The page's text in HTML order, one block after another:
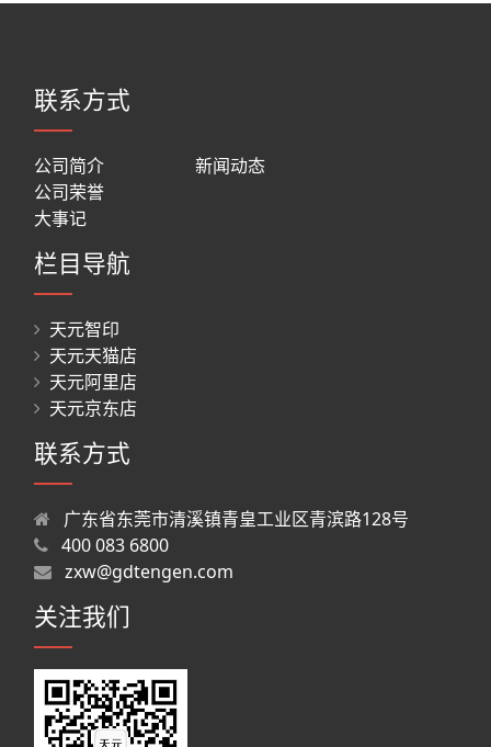
联系方式
公司简介
公司荣誉
大事记
新闻动态
栏目导航
天元智印
天元天猫店
天元阿里店
天元京东店
联系方式
广东省东莞市清溪镇青皇工业区青滨路128号
400 083 6800
zxw@gdtengen.com
关注我们